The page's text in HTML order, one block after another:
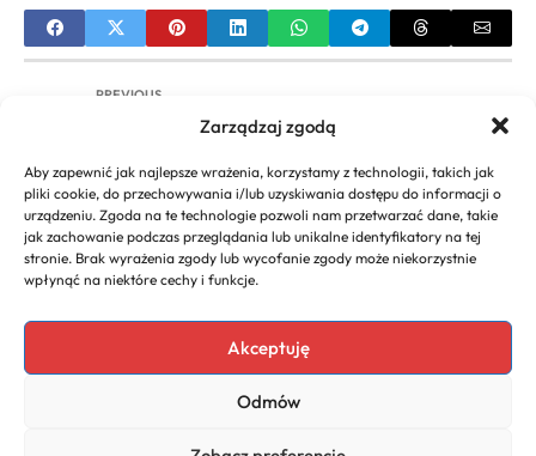
Zarządzaj zgodą
Aby zapewnić jak najlepsze wrażenia, korzystamy z technologii, takich jak
pliki cookie, do przechowywania i/lub uzyskiwania dostępu do informacji o
urządzeniu. Zgoda na te technologie pozwoli nam przetwarzać dane, takie
jak zachowanie podczas przeglądania lub unikalne identyfikatory na tej
stronie. Brak wyrażenia zgody lub wycofanie zgody może niekorzystnie
wpłynąć na niektóre cechy i funkcje.
Akceptuję
Odmów
PREVIOUS
Jak sprawdzić NIP firmy kontrahenta? Oficjalne i
NEXT
Jak uzyskać pożyczkę dla firmy? Poradnik dla
przedsiębiorców
Copyright 2026. All rights